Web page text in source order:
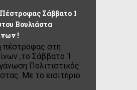
Πέστροφας Σάββατο 1
Βουλιάστα
!
πέστροφας στη
,το Σάββατο 1
Πολιτιστικός
Με το εισιτήριο